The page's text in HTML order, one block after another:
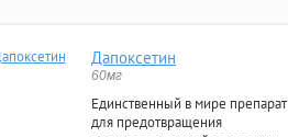
Дапоксетин
60мг
Единственный в мире препарат
для предотвращения